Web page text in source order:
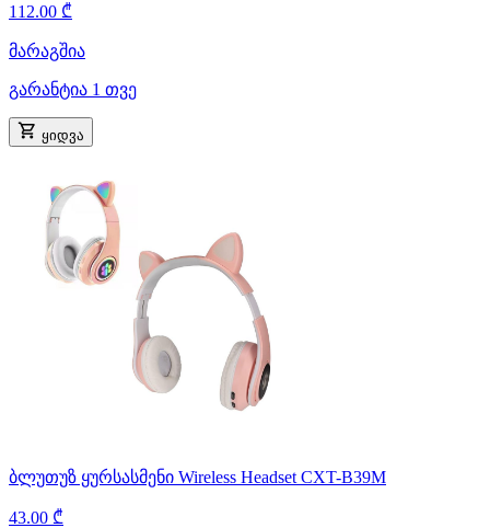
112.00 ₾
მარაგშია
გარანტია 1 თვე
ყიდვა
ბლუთუზ ყურსასმენი Wireless Headset CXT-B39M
43.00 ₾